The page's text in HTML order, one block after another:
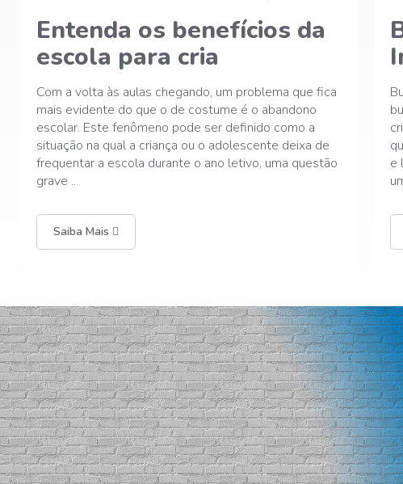
Bullying na Educação
Infantil: O que é e
Bullying na Educação Infantil: O que é e como lidarO
bullying é um problema grave que afeta muitas
crianças em idade escolar. É importante entender o
que é bullying, seus efeitos e como podemos prevenir
e lidar com essa situação.O que é bullying?Bullying é
um ..
Saiba Mais